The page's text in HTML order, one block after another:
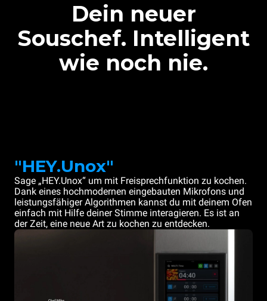
Dein neuer
Souschef. Intelligent
wie noch nie.
"HEY.Unox"
Sage „HEY.Unox“ um mit Freisprechfunktion zu kochen.
Dank eines hochmodernen eingebauten Mikrofons und
leistungsfähiger Algorithmen kannst du mit deinem Ofen
einfach mit Hilfe deiner Stimme interagieren. Es ist an
der Zeit, eine neue Art zu kochen zu entdecken.